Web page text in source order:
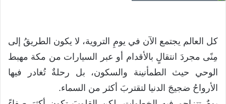
كل العالم يجتمع الآن في يومِ التروية، لا يكون الطريقُ إلى
مِنًى مجردَ انتقالٍ بالأقدام أو عبر السيارات من مكة مهبط
الوحي حيث الطمأنينة والسكون، بل رحلةٌ تُغادر فيها
الأرواحُ ضجيجَ الدنيا لتقتربَ أكثر من السماء.